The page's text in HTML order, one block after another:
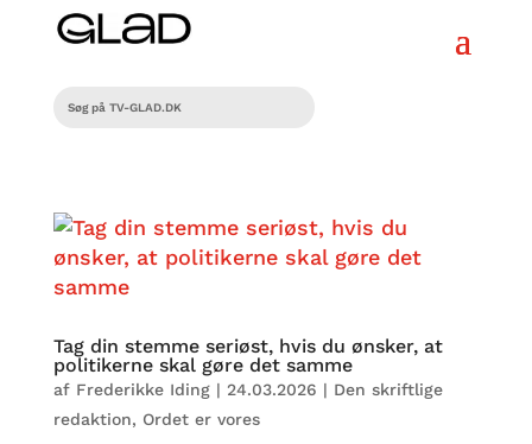
Tag din stemme seriøst, hvis du ønsker, at
politikerne skal gøre det samme
af Frederikke Iding| 24.03.2026 | Den skriftlige
redaktion, Ordet er vores